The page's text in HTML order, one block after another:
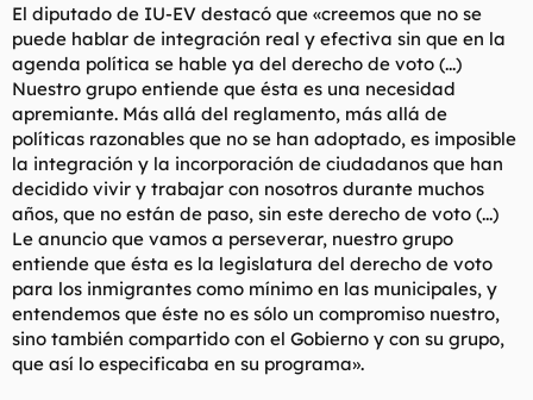
El diputado de IU-EV destacó que «creemos que no se
puede hablar de integración real y efectiva sin que en la
agenda política se hable ya del derecho de voto (...)
Nuestro grupo entiende que ésta es una necesidad
apremiante. Más allá del reglamento, más allá de
políticas razonables que no se han adoptado, es imposible
la integración y la incorporación de ciudadanos que han
decidido vivir y trabajar con nosotros durante muchos
años, que no están de paso, sin este derecho de voto (...)
Le anuncio que vamos a perseverar, nuestro grupo
entiende que ésta es la legislatura del derecho de voto
para los inmigrantes como mínimo en las municipales, y
entendemos que éste no es sólo un compromiso nuestro,
sino también compartido con el Gobierno y con su grupo,
que así lo especificaba en su programa».